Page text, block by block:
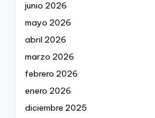
junio 2026
mayo 2026
abril 2026
marzo 2026
febrero 2026
enero 2026
diciembre 2025